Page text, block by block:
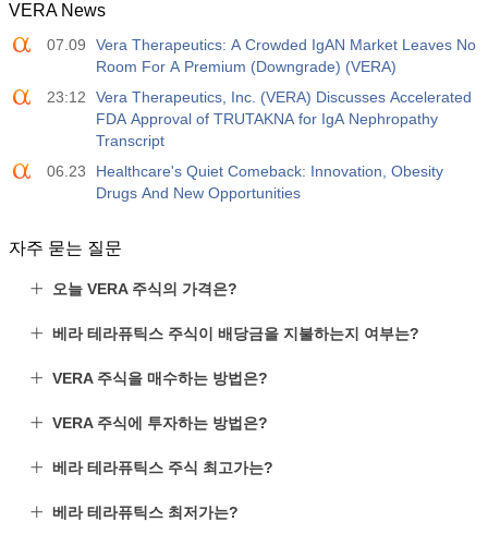
12:30
평균 시간당 수익 y/y
활동
예측값
3.5%
훑어보기
3.5%
USD
개인 비농업 급여
활동
40 K
49 K
USD
활동
17:00
베이커 휴즈 US Oil Rig Count
17:00
USD
베이커 휴즈 미국 총 리그 수
연방 소비자 신용도 m/m
VERA News
07.09
Vera Therapeutics: A Crowded IgAN Market Leaves No
Room For A Premium (Downgrade) (VERA)
23:12
Vera Therapeutics, Inc. (VERA) Discusses Accelerated
FDA Approval of TRUTAKNA for IgA Nephropathy
Transcript
06.23
Healthcare's Quiet Comeback: Innovation, Obesity
Drugs And New Opportunities
자주 묻는 질문
오늘 VERA 주식의 가격은?
베라 테라퓨틱스 주식이 배당금을 지불하는지 여부는?
VERA 주식을 매수하는 방법은?
VERA 주식에 투자하는 방법은?
베라 테라퓨틱스 주식 최고가는?
베라 테라퓨틱스 최저가는?